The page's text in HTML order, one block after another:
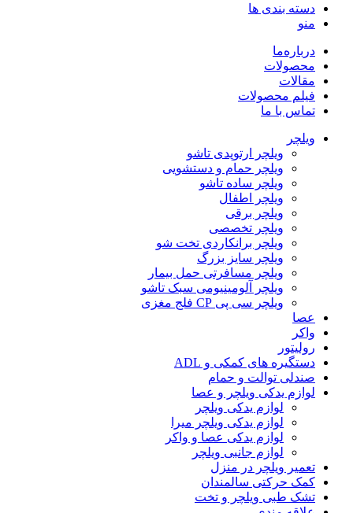
دسته بندی ها
منو
درباره‌ما
محصولات
مقالات
فیلم محصولات
تماس با ما
ویلچر
ویلچر ارتوپدی تاشو
ویلچر حمام و دستشویی
ویلچر ساده تاشو
ویلچر اطفال
ویلچر برقی
ویلچر تخصصی
ویلچر برانکاردی تخت شو
ویلچر سایز بزرگ
ویلچر مسافرتی حمل بیمار
ویلچر آلومینیومی سبک تاشو
ویلچر سی پی CP فلج مغزی
عصا
واکر
رولیتور
دستگیره های کمکی و ADL
صندلی توالت و حمام
لوازم یدکی ویلچر و عصا
لوازم یدکی ویلچر
لوازم یدکی ویلچر میرا
لوازم یدکی عصا و واکر
لوازم جانبی ویلچر
تعمیر ویلچر در منزل
کمک حرکتی سالمندان
تشک طبی ویلچر و تخت